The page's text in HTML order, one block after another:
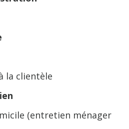
la clientèle
(entretien ménager